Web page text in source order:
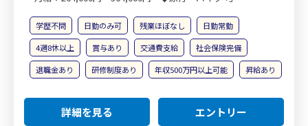
学歴不問 日勤のみ可 残業ほぼなし
日勤常勤
4週8休以上
賞与あり 交通費支給
社会保険完備
退職金あり
研修制度あり 年収500万円以上可能 昇給あり
詳細を見る エントリー